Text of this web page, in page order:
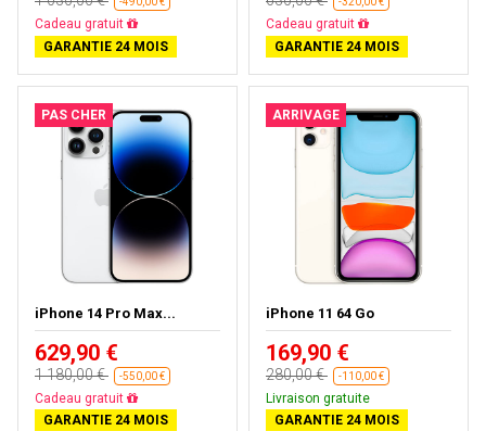
Livraison gratuite
GARANTIE 24 MOIS
Livraison gratuite
GARANTIE 24 MOIS
PAS CHER
iPhone 14 Pro Max...
629,90 €
1 180,00 € -550,00 €
Livraison gratuite
GARANTIE 24 MOIS
ARRIVAGE
iPhone 11 64 Go
169,90 €
280,00 € -110,00 €
Livraison gratuite
GARANTIE 24 MOIS